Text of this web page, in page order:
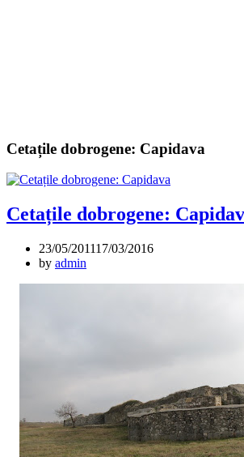
Cetațile dobrogene: Capidava
Cetațile dobrogene:
23/05/201117/03/2016
by admin